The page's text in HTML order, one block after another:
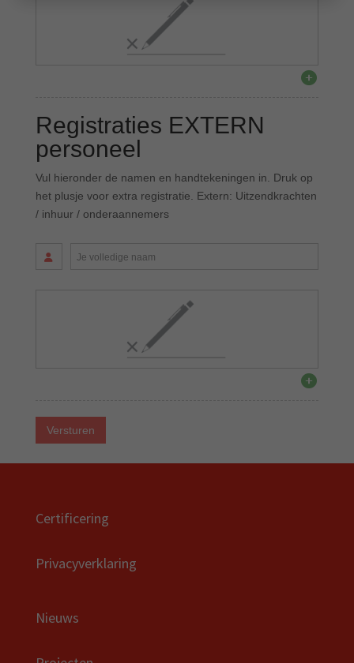
Registraties EXTERN
personeel
Vul hieronder de namen en handtekeningen in. Druk op
het plusje voor extra registratie. Extern: Uitzendkrachten
/ inhuur / onderaannemers
Je volledige naam
Versturen
Certificering
Privacyverklaring
Nieuws